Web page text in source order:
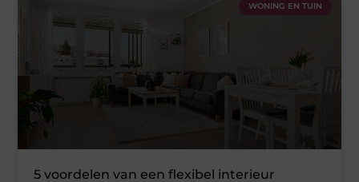
WONING EN TUIN
5 voordelen van een flexibel interieur